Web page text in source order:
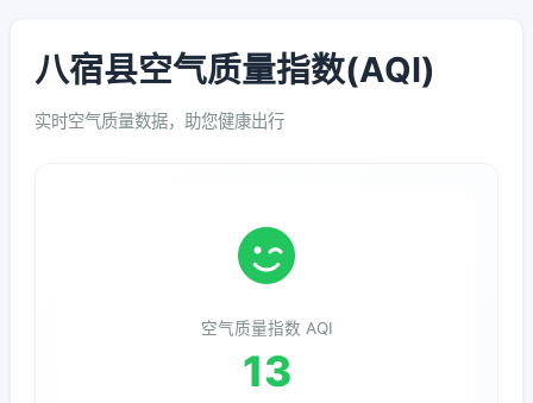
八宿县空气质量指数(AQI)
实时空气质量数据，助您健康出行
空气质量指数 AQI
13